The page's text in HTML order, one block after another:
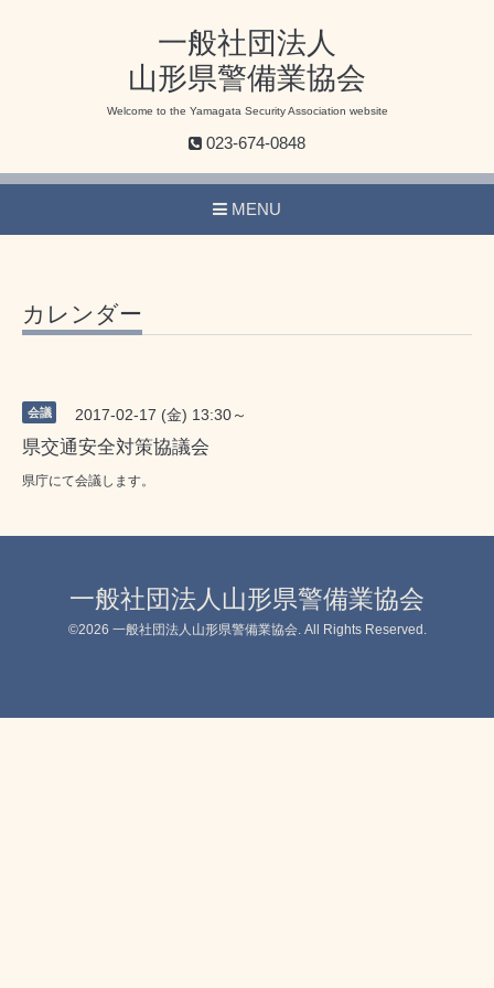
一般社団法人
山形県警備業協会
Welcome to the Yamagata Security Association website
023-674-0848
MENU
カレンダー
会議 2017-02-17 (金) 13:30～
県交通安全対策協議会
県庁にて会議します。
一般社団法人山形県警備業協会
©2026 一般社団法人山形県警備業協会. All Rights Reserved.